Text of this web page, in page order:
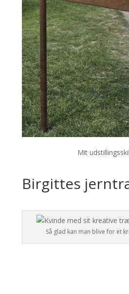
Mit
Birgittes
Så glad kan man blive for et